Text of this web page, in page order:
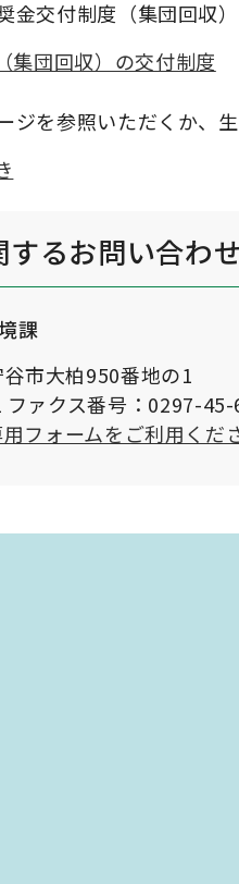
金交付制度（集団回収）
集団回収）の交付制度
ジを参照いただくか、
するお問い合わせ
課
市大柏950番地の1
ァクス番号：0297-45-
フォームをご利用くだ